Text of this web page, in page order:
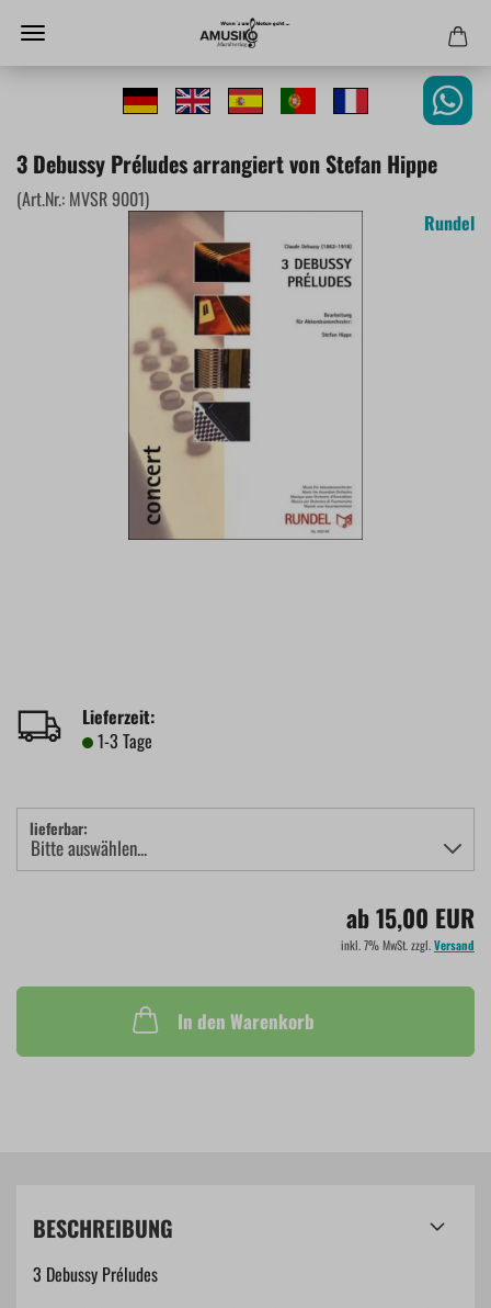
3 Debussy Préludes arrangiert von Stefan Hippe
(Art.Nr.: MVSR 9001)
Rundel
Lieferzeit:
1-3 Tage
lieferbar:
ab 15,00 EUR
inkl. 7% MwSt. zzgl.Versand
In den Warenkorb
BESCHREIBUNG
3 Debussy Préludes